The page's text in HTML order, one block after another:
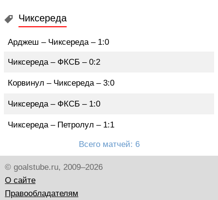
Чиксереда
Арджеш – Чиксереда – 1:0
Чиксереда – ФКСБ – 0:2
Корвинул – Чиксереда – 3:0
Чиксереда – ФКСБ – 1:0
Чиксереда – Петролул – 1:1
Всего матчей: 6
© goalstube.ru, 2009–2026
О сайте
Правообладателям